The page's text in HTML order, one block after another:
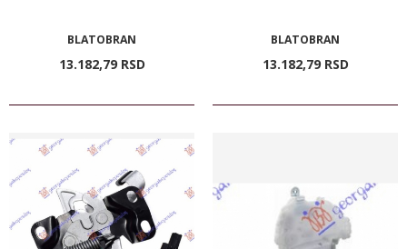
BLATOBRAN
13.182,79 RSD
BLATOBRAN
13.182,79 RSD